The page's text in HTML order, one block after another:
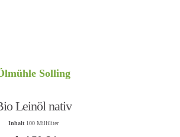
Solling
Leinöl nativ
Inhalt 100 Milliliter